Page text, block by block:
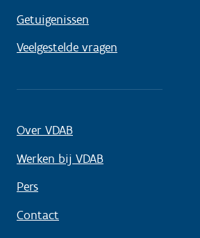
Getuigenissen
Veelgestelde vragen
Over VDAB
Werken bij VDAB
Pers
Contact